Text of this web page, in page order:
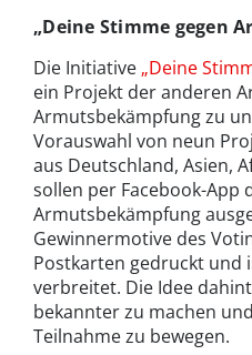
„Deine Stimme gegen
Die Initiative „Deine
ein Projekt der anderen
Armutsbekämpfung zu
Vorauswahl von neun
aus Deutschland, Asien,
sollen per Facebook-App
Armutsbekämpfung
Gewinnermotive des
Postkarten gedruckt und
verbreitet. Die Idee
bekannter zu machen
Teilnahme zu bewegen.